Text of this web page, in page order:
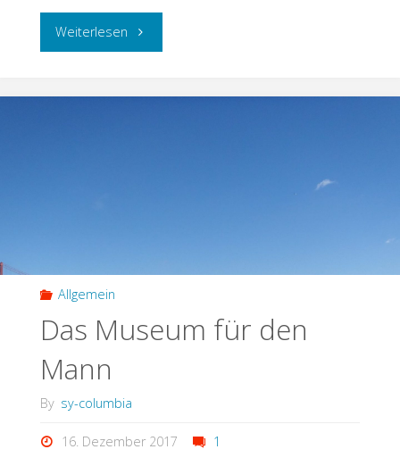
Weiterlesen
Allgemein
Das Museum für den
Mann
By sy-columbia
16. Dezember 2017 1